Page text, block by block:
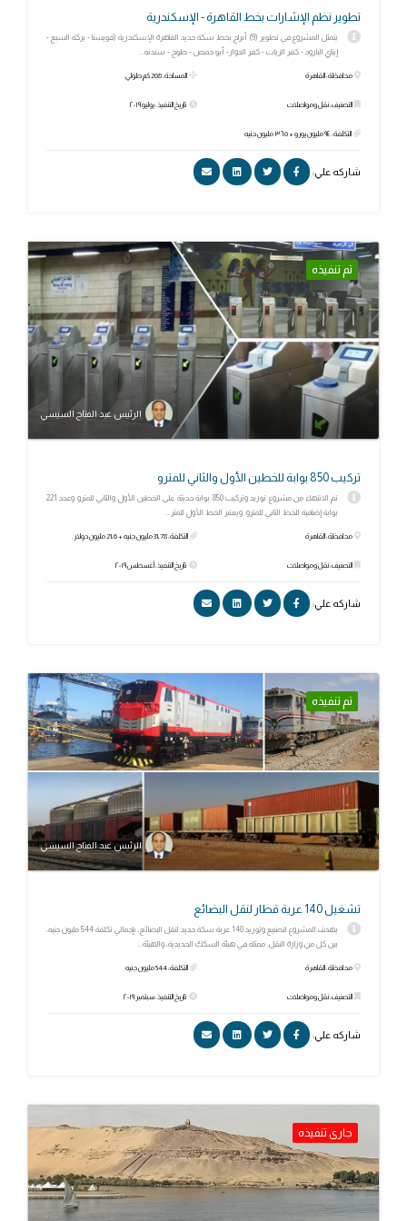
تطوير نظم الإشارات بخط القاهرة - الإسكندرية
يتمثل المشروع في تطوير (9) أبراج بخط سكة حديد القاهرة الإسكندرية (قويسنا - بركة السبع -
إيتاي البارود - كفر الزيات - كفر الدوار- أبو حمص - طوخ - سندنه...
محافظة: القاهرة
التصنيف: نقل ومواصلات
التكلفة: ٩٤ مليون يورو + ٣٦٥ مليون جنيه
المساحة: 208 كم طولي
تاريخ التنفيذ: يوليو ٢٠١٩
شاركه علي:
تم تنفيذه
الرئيس عبد الفتاح السيسي
تركيب 850 بوابة للخطين الأول والثاني للمترو
تم الانتهاء من مشروع توريد وتركيب 850 بوابة حديثة على الخطين الأول والثاني للمترو وعدد 221
بوابة إضافية للخط الثاني للمترو. ويعتبر الخط الأول للمتر...
محافظة: القاهرة
التصنيف: نقل ومواصلات
التكلفة: 31،78 مليون جنيه + 21،6 مليون دولار.
تاريخ التنفيذ: أغسطس ٢٠١٩
شاركه علي:
تم تنفيذه
الرئيس عبد الفتاح السيسي
تشغيل 140 عربة قطار لنقل البضائع
يهدف المشروع لتصنيع وتوريد 140 عربة سكة حديد لنقل البضائع، بإجمالي تكلفة 544 مليون جنيه،
بين كل من وزارة النقل. ممثلة في هيئة السكك الحديدية، والهيئة...
محافظة: القاهرة
التصنيف: نقل ومواصلات
التكلفة: 544 مليون جنيه
تاريخ التنفيذ: سبتمبر ٢٠١٩
شاركه علي:
جارى تنفيذه